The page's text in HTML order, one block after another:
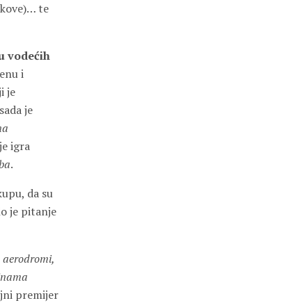
te
vodećih
i
je
je
igra
.
da su
je pitanje
premijer